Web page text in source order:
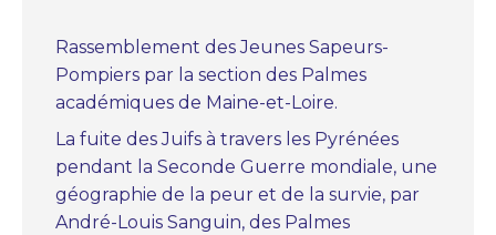
Rassemblement des Jeunes Sapeurs-
Pompiers par la section des Palmes
académiques de Maine-et-Loire.
La fuite des Juifs à travers les Pyrénées
pendant la Seconde Guerre mondiale, une
géographie de la peur et de la survie, par
André-Louis Sanguin, des Palmes